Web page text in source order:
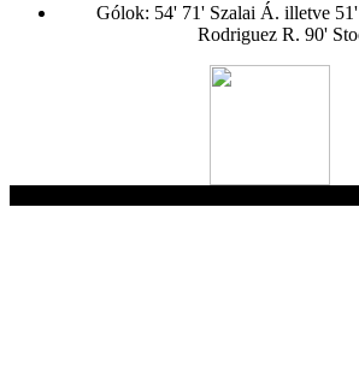
Gólok: 54' 71' Szalai Á. illetve
Rodriguez R. 90'